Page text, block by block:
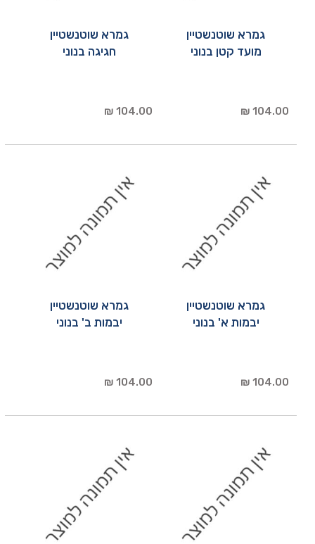
גמרא שוטנשטיין
מועד קטן בנוני
104.00 ₪
גמרא שוטנשטיין
חגיגה בנוני
104.00 ₪
גמרא שוטנשטיין
יבמות א' בנוני
104.00 ₪
גמרא שוטנשטיין
יבמות ב' בנוני
104.00 ₪